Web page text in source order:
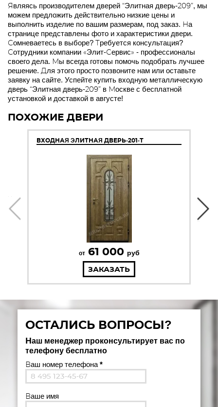
Являясь производителем дверей “Элитная дверь-209”, мы
можем предложить действительно низкие цены и
выполнить изделие по вашим размерам, под заказ. На
странице представлены фото и характеристики двери.
Сомневаетесь в выборе? Требуется консультация?
Сотрудники компании «Элит-Сервис» - профессионалы
своего дела. Мы всегда готовы помочь подобрать лучшее
решение. Для этого просто позвоните нам или оставьте
заявку на сайте. Успейте купить входную металлическую
дверь “Элитная дверь-209” в Москве с бесплатной
установкой и доставкой в августе!
ПОХОЖИЕ ДВЕРИ
ВХОДНАЯ ЭЛИТНАЯ ДВЕРЬ-201-Т
от 61 000 руб
ЗАКАЗАТЬ
ОСТАЛИСЬ ВОПРОСЫ?
Наш менеджер проконсультирует вас по
телефону бесплатно
Ваш номер телефона *
Ваше имя